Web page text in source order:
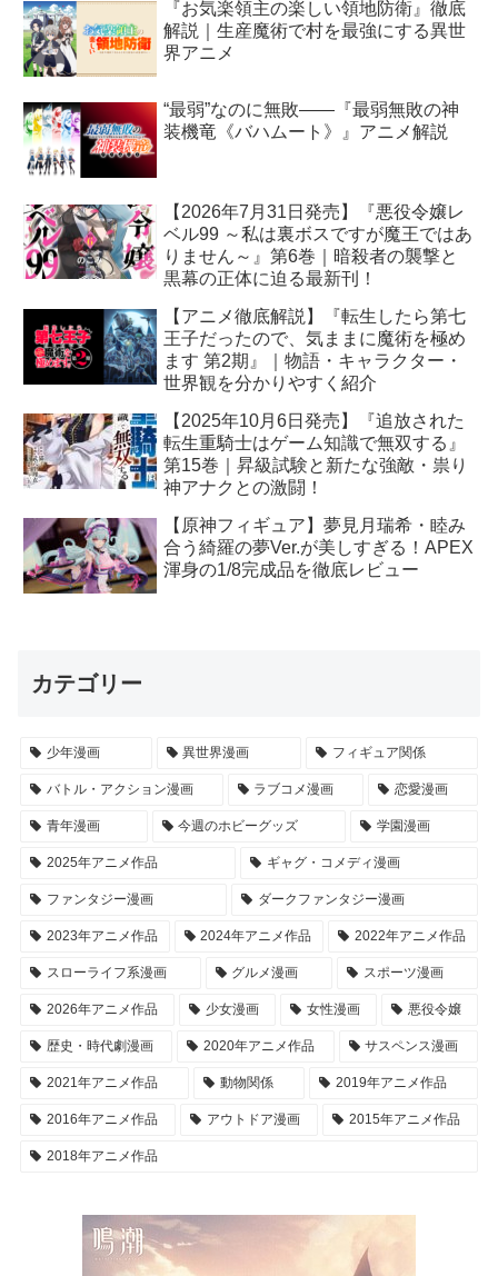
『お気楽領主の楽しい領地防衛』徹底
解説｜生産魔術で村を最強にする異世
界アニメ
“最弱”なのに無敗――『最弱無敗の神
装機竜《バハムート》』アニメ解説
【2026年7月31日発売】『悪役令嬢レ
ベル99 ～私は裏ボスですが魔王ではあ
りません～』第6巻｜暗殺者の襲撃と
黒幕の正体に迫る最新刊！
【アニメ徹底解説】『転生したら第七
王子だったので、気ままに魔術を極め
ます 第2期』｜物語・キャラクター・
世界観を分かりやすく紹介
【2025年10月6日発売】『追放された
転生重騎士はゲーム知識で無双する』
第15巻｜昇級試験と新たな強敵・祟り
神アナクとの激闘！
【原神フィギュア】夢見月瑞希・睦み
合う綺羅の夢Ver.が美しすぎる！APEX
渾身の1/8完成品を徹底レビュー
カテゴリー
少年漫画 異世界漫画 フィギュア関係
バトル・アクション漫画 ラブコメ漫画 恋愛漫画
青年漫画 今週のホビーグッズ 学園漫画
2025年アニメ作品 ギャグ・コメディ漫画
ファンタジー漫画 ダークファンタジー漫画
2023年アニメ作品 2024年アニメ作品 2022年アニメ作品
スローライフ系漫画 グルメ漫画 スポーツ漫画
2026年アニメ作品 少女漫画 女性漫画 悪役令嬢
歴史・時代劇漫画 2020年アニメ作品 サスペンス漫画
2021年アニメ作品 動物関係 2019年アニメ作品
2016年アニメ作品 アウトドア漫画 2015年アニメ作品
2018年アニメ作品